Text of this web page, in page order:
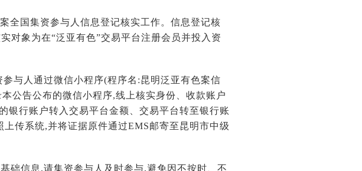
全国集资参与人信息登记核实工作。信息登记核
对象为在“泛亚有色”交易平台注册会员并投入资
与人通过微信小程序(程序名:昆明泛亚有色案信
公告公布的微信小程序,线上核实身份、收款账户
银行账户转入交易平台金额、交易平台转至银行账
传系统,并将证据原件通过EMS邮寄至昆明市中级
础信息,请集资参与人及时参与,避免因不按时、不